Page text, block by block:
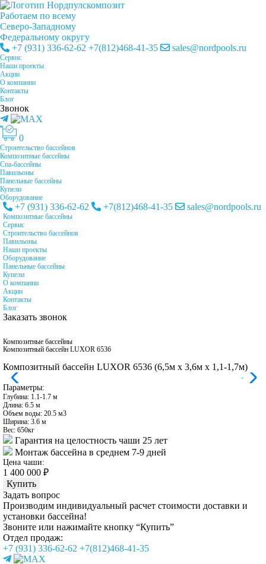
Работаем по всему
Cеверо-Западному
Федеральному округу
+7 (931) 336-62-62 +7(812)468-41-35 sales@nordpools.ru
Cервис
Наши проекты
Акции
О компании
Контакты
Блог
Звонок
0
Строительство бассейнов
Композитные бассейны
Спа-бассейны
Павильоны
Панельные бассейны
Купели
Оборудование
+7 (931) 336-62-62 +7(812)468-41-35 sales@nordpools.ru
Композитные бассейны
Cервис
Строительство бассейнов
Павильоны
Наши проекты
Оборудование
Панельные бассейны
Купели
О компании
Акции
Контакты
Блог
Заказать звонок
Композитные бассейны
Композитный бассейн LUXOR 6536
Композитный бассейн LUXOR 6536 (6,5м х 3,6м х 1,1-1,7м)
Параметры:
Глубина: 1.1-1.7 м
Длина: 6.5 м
Объем воды: 20.5 м3
Ширина: 3.6 м
Вес: 650кг
Гарантия на целостность чаши 25 лет
Монтаж бассейна в среднем 7-9 дней
Цена чаши:
1 400 000 ₽
Купить
Задать вопрос
Производим индивидуальный расчет стоимости доставки и
установки бассейна!
Звоните или нажимайте кнопку “Купить”
Отдел продаж:
+7 (931) 336-62-62 +7(812)468-41-35